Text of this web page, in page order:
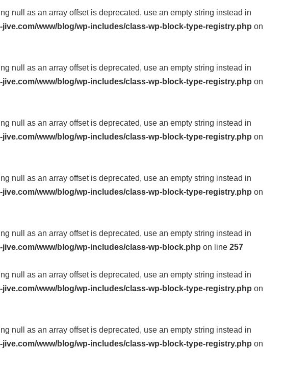
null as an array offset is deprecated, use an empty string instead in
jive.com/www/blog/wp-includes/class-wp-block-type-registry.php on
null as an array offset is deprecated, use an empty string instead in
jive.com/www/blog/wp-includes/class-wp-block-type-registry.php on
null as an array offset is deprecated, use an empty string instead in
jive.com/www/blog/wp-includes/class-wp-block-type-registry.php on
null as an array offset is deprecated, use an empty string instead in
jive.com/www/blog/wp-includes/class-wp-block-type-registry.php on
null as an array offset is deprecated, use an empty string instead in
jive.com/www/blog/wp-includes/class-wp-block.php on line 257
null as an array offset is deprecated, use an empty string instead in
jive.com/www/blog/wp-includes/class-wp-block-type-registry.php on
null as an array offset is deprecated, use an empty string instead in
jive.com/www/blog/wp-includes/class-wp-block-type-registry.php on